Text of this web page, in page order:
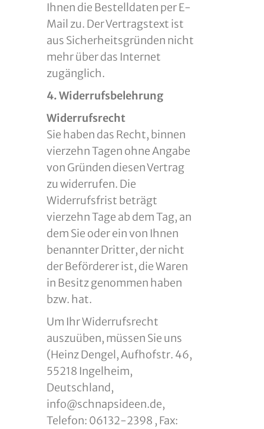
Ihnen die Bestelldaten per E-
Mail zu. Der Vertragstext ist
aus Sicherheitsgründen nicht
mehr über das Internet
zugänglich.
4. Widerrufsbelehrung
Widerrufsrecht
Sie haben das Recht, binnen
vierzehn Tagen ohne Angabe
von Gründen diesen Vertrag
zu widerrufen. Die
Widerrufsfrist beträgt
vierzehn Tage ab dem Tag, an
dem Sie oder ein von Ihnen
benannter Dritter, der nicht
der Beförderer ist, die Waren
in Besitz genommen haben
bzw. hat.
Um Ihr Widerrufsrecht
auszuüben, müssen Sie uns
(Heinz Dengel, Aufhofstr. 46,
55218 Ingelheim,
Deutschland,
info@schnapsideen.de,
Telefon: 06132-2398 , Fax: